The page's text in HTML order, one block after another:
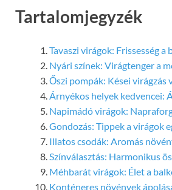
Tartalomjegyzék
Tavaszi virágok: Frissesség a
Nyári színek: Virágtenger a
Őszi pompák: Kései virágzás
Árnyékos helyek kedvencei:
Napimádó virágok:
Gondozás: Tippek a virágok
Illatos csodák: Aromás
Színválasztás: Harmonikus
Méhbarát virágok: Élet a
Konténeres növények